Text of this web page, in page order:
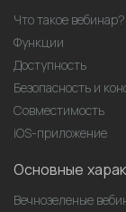
Что такое вебинар?
Функции
Доступность
Безопасность и
Совместимость
iOS-приложение
Основные
Вечнозеленые